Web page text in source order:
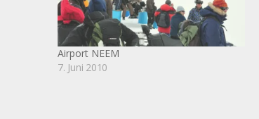
Airport NEEM
7. Juni 2010